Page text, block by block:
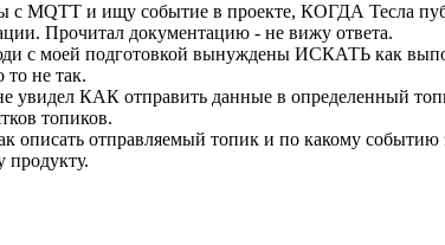
MQTT и ищу событие в проекте, КОГДА Тесла
Прочитал документацию - не вижу ответа.
с моей подготовкой вынуждены ИСКАТЬ как
то не так.
увидел КАК отправить данные в определенный
топиков.
описать отправляемый топик и по какому событию
продукту.